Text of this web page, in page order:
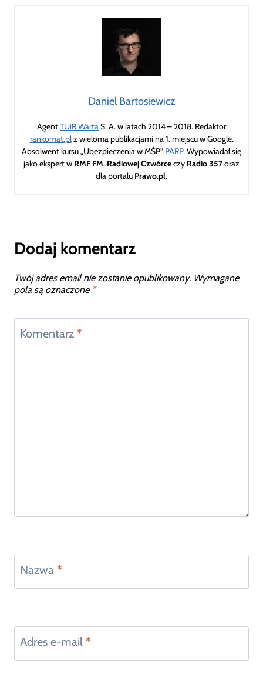
Daniel Bartosiewicz
AgentTUiR WartaS. A. w latach 2014 – 2018. Redaktor
rankomat.plz wieloma publikacjami na 1. miejscu w Google.
Absolwent kursu „Ubezpieczenia w MŚP” PARP.Wypowiadał się
jako ekspert w RMF FM, Radiowej Czwórceczy Radio 357oraz
dla portalu Prawo.pl.
Dodaj komentarz
Twój adres email nie zostanie opublikowany. Wymagane
pola są oznaczone *
Komentarz *
Nazwa *
Adres e-mail *